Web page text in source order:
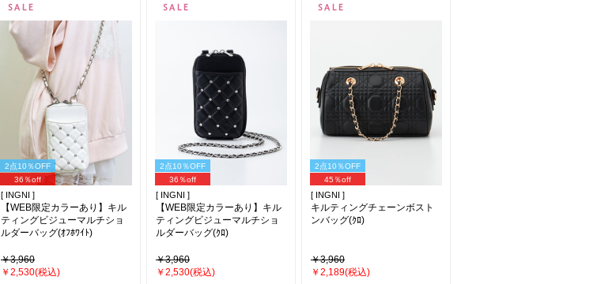
2点10％OFF
36％off
[ INGNI ]
【WEB限定カラーあり】キル
ティングビジューマルチショ
ルダーバッグ(ｵﾌﾎﾜｲﾄ)
￥3,960
￥2,530(税込)
2点10％OFF
36％off
[ INGNI ]
【WEB限定カラーあり】キル
ティングビジューマルチショ
ルダーバッグ(ｸﾛ)
￥3,960
￥2,530(税込)
2点10％OFF
45％off
[ INGNI ]
キルティングチェーンボスト
ンバッグ(ｸﾛ)
￥3,960
￥2,189(税込)